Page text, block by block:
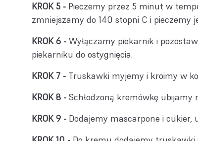
Pieczemy przez 5 minut w
zmniejszamy do 140 stopni C i pieczemy
Wyłączamy piekarnik i
piekarniku do ostygnięcia.
Truskawki myjemy i kroimy w
Schłodzoną kremówkę ubijamy
Dodajemy mascarpone i cukier,